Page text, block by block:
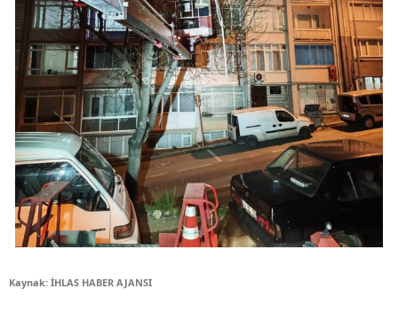
Kaynak: İHLAS HABER AJANSI